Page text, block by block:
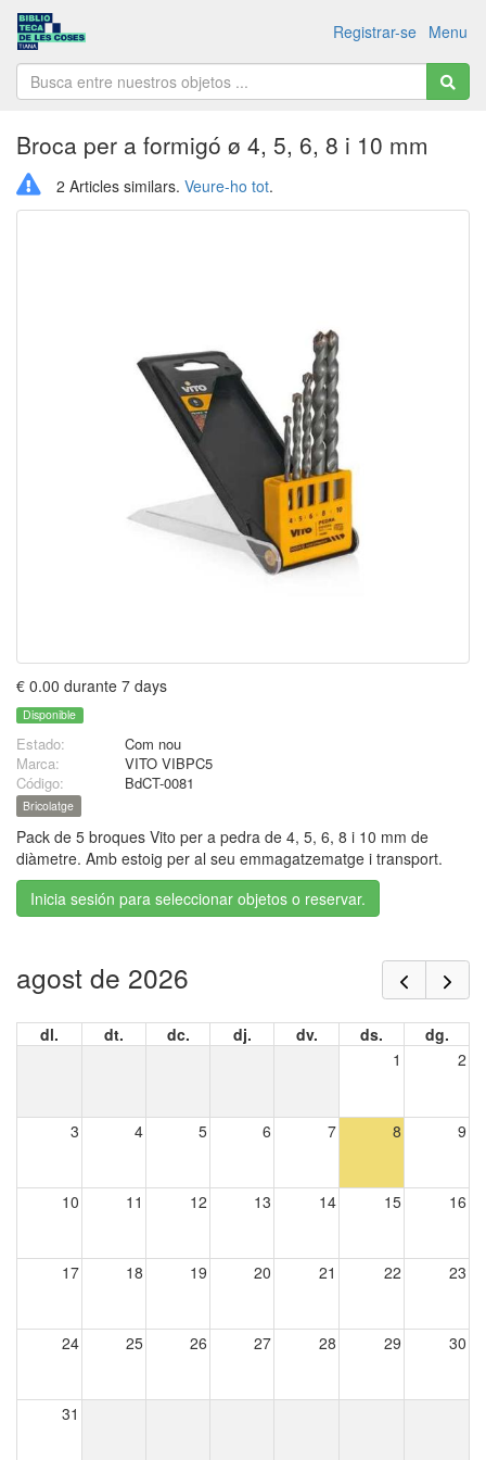
Menu
Registrar-se
Broca per a formigó ø 4, 5, 6, 8 i 10 mm
2 Articles similars. Veure-ho tot.
€ 0.00 durante 7 days
Disponible
Estado:
Com nou
Marca:
VITO VIBPC5
Código:
BdCT-0081
Bricolatge
Pack de 5 broques Vito per a pedra de 4, 5, 6, 8 i 10 mm de
diàmetre. Amb estoig per al seu emmagatzematge i transport.
Inicia sesión para seleccionar objetos o reservar.
agost de 2026
dl. dt. dc. dj. dv. ds.
dg.
1
2
3 4 5 6 7 8 9
10 11 12 13 14 15 16
17 18 19 20 21 22 23
24 25 26 27 28 29 30
31